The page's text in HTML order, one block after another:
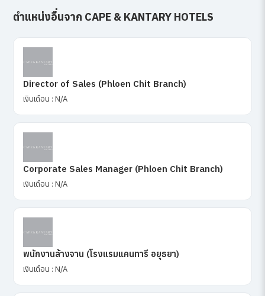
ตำแหน่งอื่นจาก CAPE & KANTARY HOTELS
Director of Sales (Phloen Chit Branch)
เงินเดือน : N/A
Corporate Sales Manager (Phloen Chit Branch)
เงินเดือน : N/A
พนักงานล้างจาน (โรงแรมแคนทารี อยุธยา)
เงินเดือน : N/A